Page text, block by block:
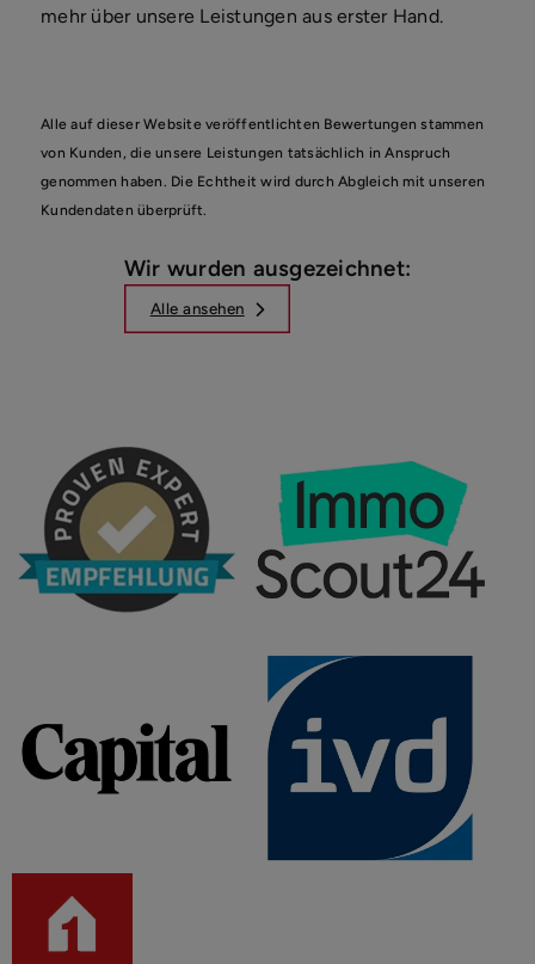
mehr über unsere Leistungen aus erster Hand.
Alle auf dieser Website veröffentlichten Bewertungen stammen
von Kunden, die unsere Leistungen tatsächlich in Anspruch
genommen haben. Die Echtheit wird durch Abgleich mit unseren
Kundendaten überprüft.
Wir wurden ausgezeichnet:
Alle ansehen